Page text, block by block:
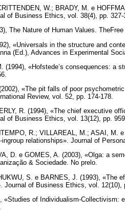
W.; BRADY, M. e
of Business Ethics, vol. 38(4), pp. 327-
The Nature of Human Values.
«Universals in the structure and
(Ed.), Advances in Experimental
(1994), «Hofstede’s consequences: a
«The pit falls of poor
Review, vol. 52, pp. 174-178.
R. (1994), «The chief executive
of Business Ethics, vol. 13(12), pp.
R.; VILLAREAL, M.; ASAI, M.
relationships». Journal of
D. e GOMES, A. (2003), «Olga: a
& Sociedade. No prelo.
S. e BARNES, J. (1993), «The
Journal of Business Ethics, vol. 12(10),
«Studies of Individualism-Collectivism: